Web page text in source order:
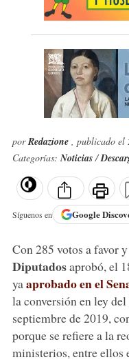
porRedazione , publicado el
Categorías:Noticias/
Síguenos en Google
Con 285 votos a favor
Diputadosaprobó, el
ya aprobado en el
la conversión en ley
septiembre de 2019,
porque se refiere a la
ministerios, entre ellos